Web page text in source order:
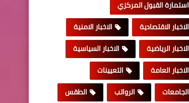
استمارة القبول المركزي
الاخبار الاقتصادية
الاخبار الامنية
الاخبار الرياضية
الاخبار السياسية
الاخبار العامة
التعيينات
الجامعات
الرواتب الطقس